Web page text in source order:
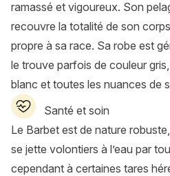
ramassé et vigoureux. Son
recouvre la totalité de son
propre à sa race. Sa robe est
le trouve parfois de couleur
blanc et toutes les nuances de
Santé et soin
Le Barbet est de nature
se jette volontiers à l’eau par
cependant à certaines tares